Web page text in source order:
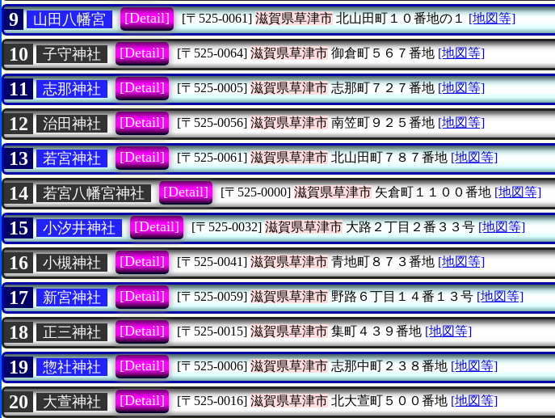
9 山田八幡宮 [Detail] [〒525-0061] 滋賀県草津市北山田町１０番地の１ [地図等]
10 子守神社 [Detail] [〒525-0064] 滋賀県草津市御倉町５６７番地 [地図等]
11 志那神社 [Detail] [〒525-0005] 滋賀県草津市志那町７２７番地 [地図等]
12 治田神社 [Detail] [〒525-0056] 滋賀県草津市南笠町９２５番地 [地図等]
13 若宮神社 [Detail] [〒525-0061] 滋賀県草津市北山田町７８７番地 [地図等]
14 若宮八幡宮神社 [Detail] [〒525-0000] 滋賀県草津市矢倉町１１００番地 [地図等]
15 小汐井神社 [Detail] [〒525-0032] 滋賀県草津市大路２丁目２番３３号 [地図等]
16 小槻神社 [Detail] [〒525-0041] 滋賀県草津市青地町８７３番地 [地図等]
17 新宮神社 [Detail] [〒525-0059] 滋賀県草津市野路６丁目１４番１３号 [地図等]
18 正三神社 [Detail] [〒525-0015] 滋賀県草津市集町４３９番地 [地図等]
19 惣社神社 [Detail] [〒525-0006] 滋賀県草津市志那中町２３８番地 [地図等]
20 大萱神社 [Detail] [〒525-0016] 滋賀県草津市北大萱町５００番地 [地図等]